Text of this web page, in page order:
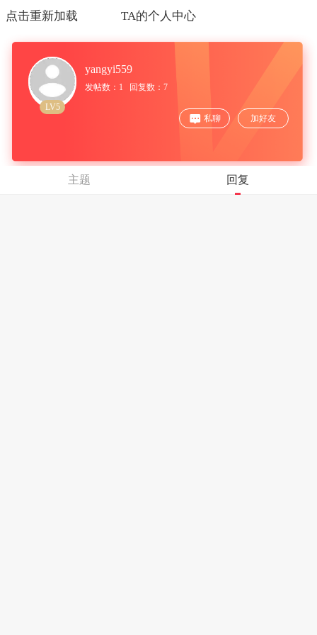
点击重新加载 TA的个人中心
LV5
yangyi559
发帖数：1 回复数：7
私聊 加好友
主题 回复